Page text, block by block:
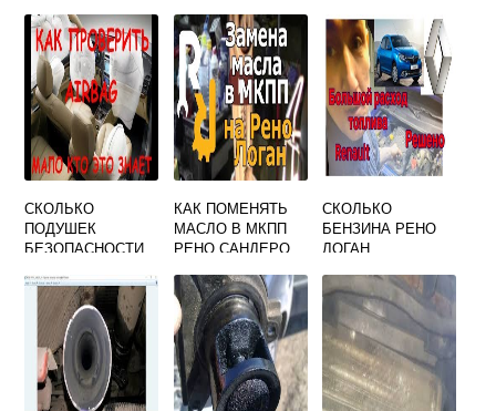
РЕМОНТА
СКОЛЬКО
ПОДУШЕК
БЕЗОПАСНОСТИ
ЭКСТРИМ
КАК ПОМЕНЯТЬ
МАСЛО В МКПП
РЕНО САНДЕРО
СКОЛЬКО
БЕНЗИНА РЕНО
ЛОГАН